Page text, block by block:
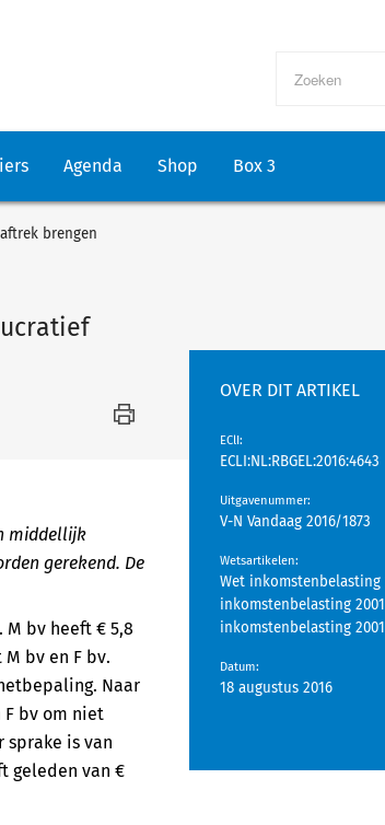
Agenda Shop Box 3
brengen
middellijk
gerekend. De
M bv heeft € 5,8
bv en F bv.
Naar
bv om niet
sprake is van
geleden van €
OVER DIT ARTIKEL
EClI:
ECLI:NL:RBGEL:2016:4643
Uitgavenummer:
V-N Vandaag 2016/1873
Wetsartikelen:
Wet inkomstenbelasting
inkomstenbelasting
inkomstenbelasting
Datum:
18 augustus 2016